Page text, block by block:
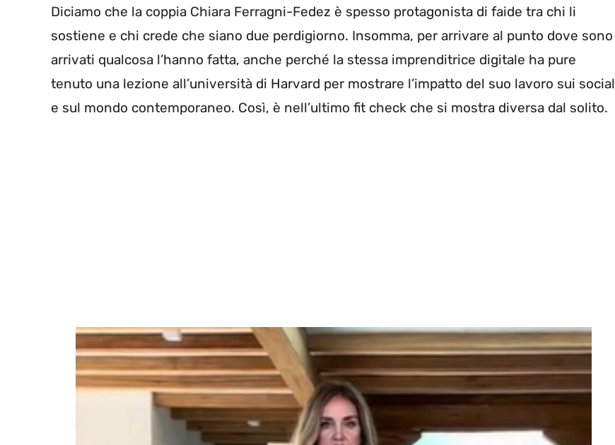
Diciamo che la coppia Chiara Ferragni-Fedez è spesso protagonista di faide tra chi li
sostiene e chi crede che siano due perdigiorno. Insomma, per arrivare al punto dove sono
arrivati qualcosa l’hanno fatta, anche perché la stessa imprenditrice digitale ha pure
tenuto una lezione all’università di Harvard per mostrare l’impatto del suo lavoro sui social
e sul mondo contemporaneo. Così, è nell’ultimo fit check che si mostra diversa dal solito.